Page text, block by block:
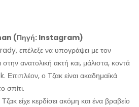
(Πηγή: Instagram)
επέλεξε να υπογράψει με τον
ανατολική ακτή και, μάλιστα, κοντά
ο Τζακ είναι ακαδημαϊκά
σπίτι.
είχε κερδίσει ακόμη και ένα βραβείο